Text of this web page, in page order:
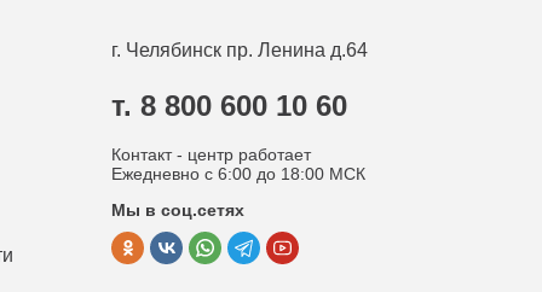
г. Челябинск пр. Ленина д.64
т. 8 800 600 10 60
Контакт - центр работает
Ежедневно с 6:00 до 18:00 МСК
Мы в соц.сетях